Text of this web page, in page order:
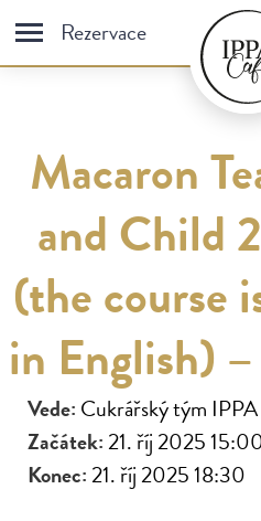
Vše
Dezerty
Dorty
Snídaně
Saláty a sendviče
Dárkové poukazy
E-shop
Rezervace
Macaron
and Child
(the course
in English)
Vede: Cukrářský tým
Začátek:21. říj 2025
Konec:21. říj 2025 18:30